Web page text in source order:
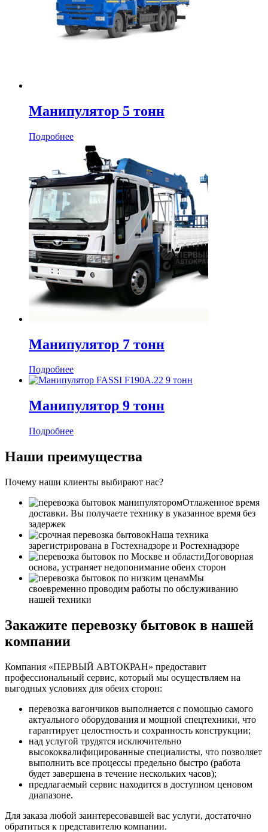
Манипулятор 5 тонн
Подробнее
Манипулятор 7 тонн
Подробнее
Манипулятор 9 тонн
Подробнее
Наши преимущества
Почему наши клиенты выбирают нас?
Отлаженное время
доставки. Вы получаете технику в указанное время без
задержек
Наша техника
зарегистрирована в Гостехнадзоре и Ростехнадзоре
Договорная
основа, устраняет недопонимание обеих сторон
Мы
своевременно проводим работы по обслуживанию
нашей техники
Закажите перевозку бытовок в нашей
компании
Компания «ПЕРВЫЙ АВТОКРАН» предоставит
профессиональный сервис, который мы осуществляем на
выгодных условиях для обеих сторон:
перевозка вагончиков выполняется с помощью самого
актуального оборудования и мощной спецтехники, что
гарантирует целостность и сохранность конструкции;
над услугой трудятся исключительно
высококвалифицированные специалисты, что позволяет
выполнить все процессы предельно быстро (работа
будет завершена в течение нескольких часов);
предлагаемый сервис находится в доступном ценовом
диапазоне.
Для заказа любой заинтересовавшей вас услуги, достаточно
обратиться к представителю компании.